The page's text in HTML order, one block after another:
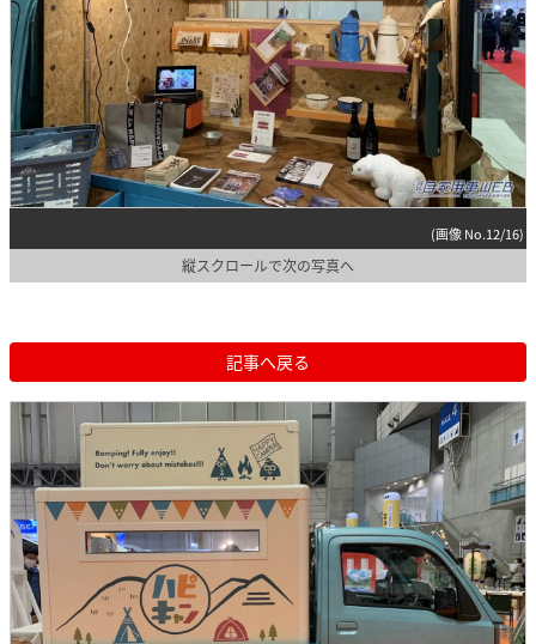
(画像 No.12/16)
縦スクロールで次の写真へ
記事へ戻る